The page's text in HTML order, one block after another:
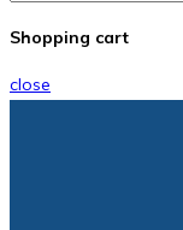
Shopping cart
close